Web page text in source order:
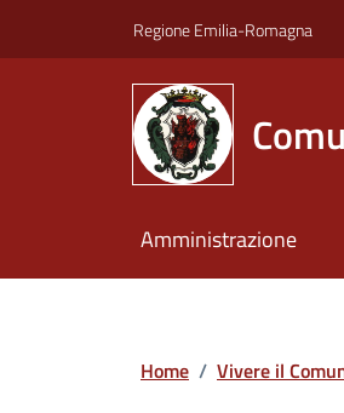
Regione Emilia-Romagna
Amministrazione
Home / Vivere il